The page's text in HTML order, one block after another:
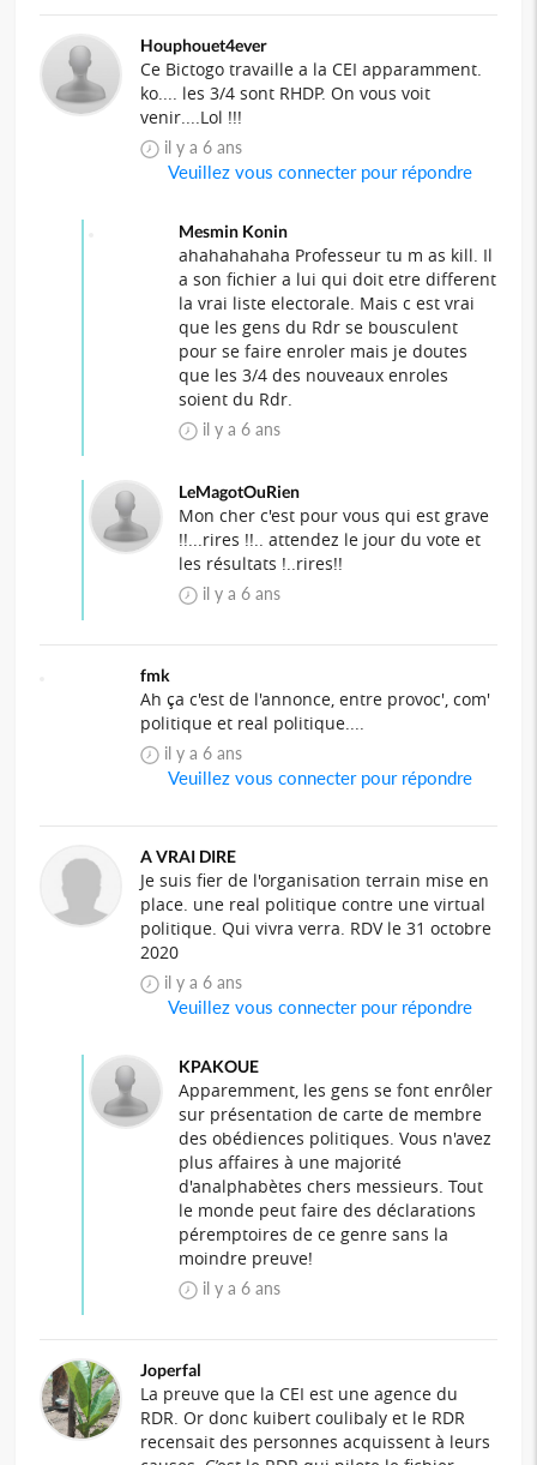
Houphouet4ever
Ce Bictogo travaille a la CEI apparamment.
ko.... les 3/4 sont RHDP. On vous voit
venir....Lol !!!
il y a 6 ans
Veuillez vous connecter pour répondre
Mesmin Konin
ahahahahaha Professeur tu m as kill. Il
a son fichier a lui qui doit etre different
la vrai liste electorale. Mais c est vrai
que les gens du Rdr se bousculent
pour se faire enroler mais je doutes
que les 3/4 des nouveaux enroles
soient du Rdr.
il y a 6 ans
LeMagotOuRien
Mon cher c'est pour vous qui est grave
!!...rires !!.. attendez le jour du vote et
les résultats !..rires!!
il y a 6 ans
fmk
Ah ça c'est de l'annonce, entre provoc', com'
politique et real politique....
il y a 6 ans
Veuillez vous connecter pour répondre
A VRAI DIRE
Je suis fier de l'organisation terrain mise en
place. une real politique contre une virtual
politique. Qui vivra verra. RDV le 31 octobre
2020
il y a 6 ans
Veuillez vous connecter pour répondre
KPAKOUE
Apparemment, les gens se font enrôler
sur présentation de carte de membre
des obédiences politiques. Vous n'avez
plus affaires à une majorité
d'analphabètes chers messieurs. Tout
le monde peut faire des déclarations
péremptoires de ce genre sans la
moindre preuve!
il y a 6 ans
Joperfal
La preuve que la CEI est une agence du
RDR. Or donc kuibert coulibaly et le RDR
recensait des personnes acquissent à leurs